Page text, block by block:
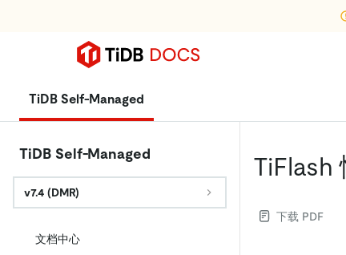
TiDB Self-Managed
TiDB Self-Managed
v7.4 (DMR)
文档中心
TiFlash
下载 PDF